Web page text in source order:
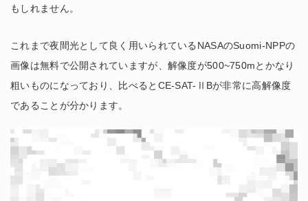
もしれません。
これまで夜間光として良く用いられているNASAのSuomi-NPPの
画像は無料で公開されていますが、解像度が500~750mとかなり
粗いものになっており、比べるとCE-SAT-ⅡBが非常に高解像度
であることが分かります。